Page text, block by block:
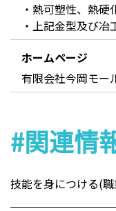
・熱可塑性、熱
・上記金型及び冶
ホームページ
有限会社今岡モー
#関連情
技能を身につける(